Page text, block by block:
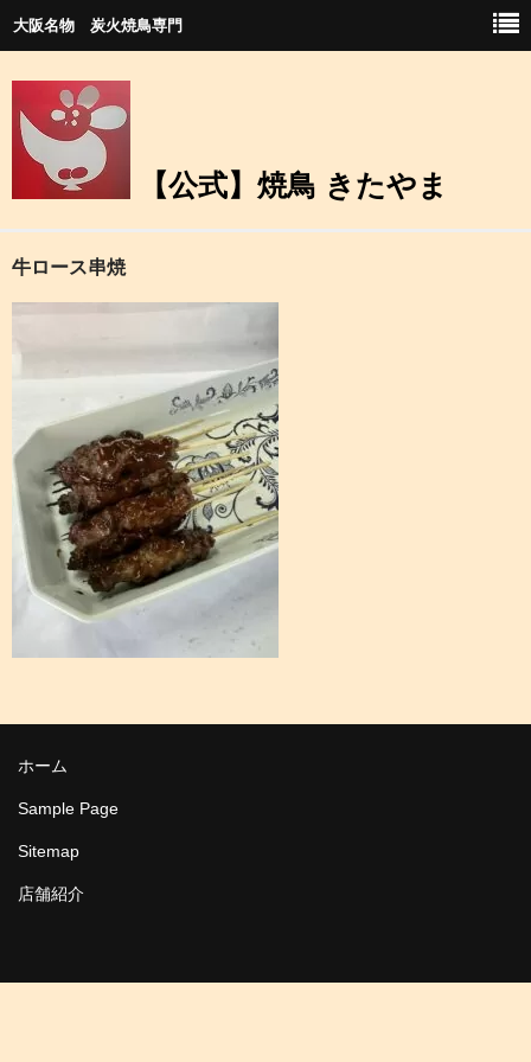
大阪名物 炭火焼鳥専門
【公式】焼鳥 きたやま
ホーム
牛ロース串焼
ホーム
Sample Page
Sitemap
店舗紹介